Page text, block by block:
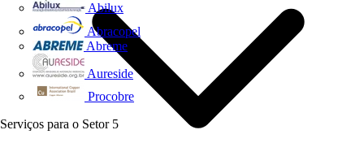
Abilux
Abracopel
Abreme
Aureside
Procobre
Serviços para o Setor 5